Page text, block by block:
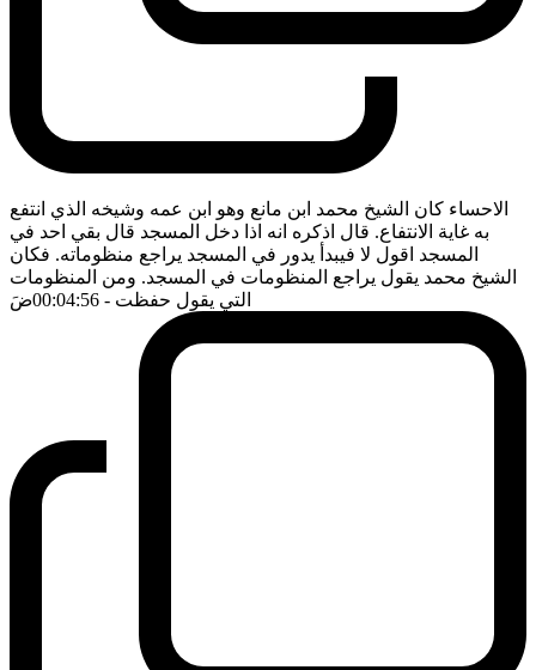
الاحساء كان الشيخ محمد ابن مانع وهو ابن عمه وشيخه الذي انتفع
به غاية الانتفاع. قال اذكره انه اذا دخل المسجد قال بقي احد في
المسجد اقول لا فيبدأ يدور في المسجد يراجع منظوماته. فكان
الشيخ محمد يقول يراجع المنظومات في المسجد. ومن المنظومات
التي يقول حفظت - 00:04:56 ضَ